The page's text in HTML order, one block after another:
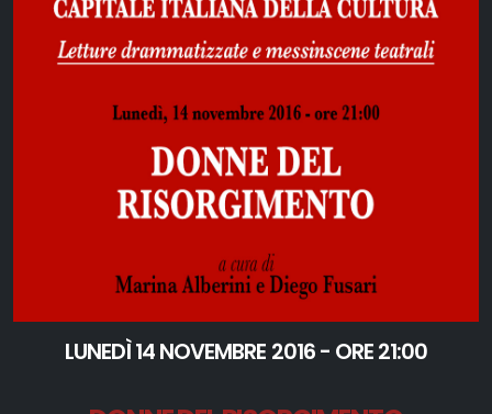
LUNEDÌ 14 NOVEMBRE 2016 - ORE 21:00